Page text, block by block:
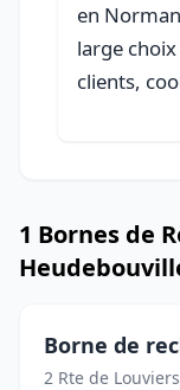
en
large
clients,
1 Bornes de
Borne de
2 Rte de